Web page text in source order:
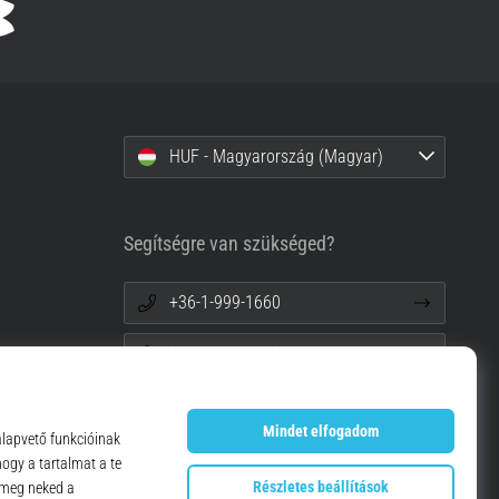
HUF - Magyarország (Magyar)
Segítségre van szükséged?
+36-1-999-1660
info@top4running.hu